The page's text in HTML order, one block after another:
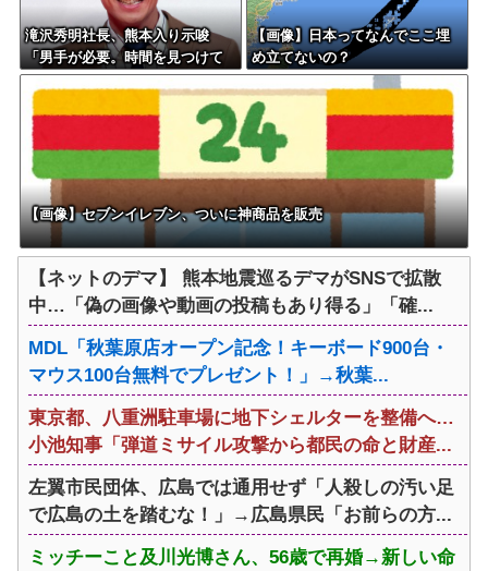
滝沢秀明社長、熊本入り示唆
「男手が必要。時間を見つけて
行きたい」
【画像】日本ってなんでここ埋
め立てないの？
【画像】セブンイレブン、ついに神商品を販売
【ネットのデマ】 熊本地震巡るデマがSNSで拡散
中…「偽の画像や動画の投稿もあり得る」「確...
MDL「秋葉原店オープン記念！キーボード900台・
マウス100台無料でプレゼント！」→秋葉...
東京都、八重洲駐車場に地下シェルターを整備へ…
小池知事「弾道ミサイル攻撃から都民の命と財産...
左翼市民団体、広島では通用せず「人殺しの汚い足
で広島の土を踏むな！」→広島県民「お前らの方...
ミッチーこと及川光博さん、56歳で再婚→新しい命